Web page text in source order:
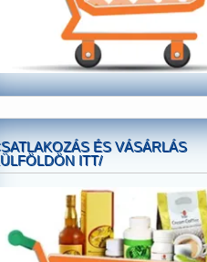
ÉS VÁSÁRLÁS
ITT/